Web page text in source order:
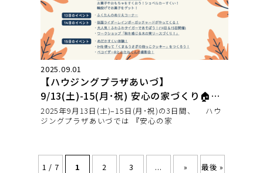
2025.09.01
【ハウジングプラザあいづ】
9/13(土)-15(月･祝) 安心の家づくり🏠秋
の大住宅祭 開催
2025年9月13日(土)–15日(月･祝)の3日間、 ハウ
ジングプラザあいづでは 『安心の家
1 / 7 1 2 3 ... » 最後 »